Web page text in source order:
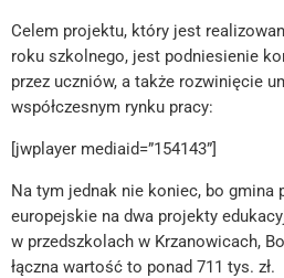
Celem projektu, który jest
roku szkolnego, jest podniesienie
przez uczniów, a także rozwinięcie
współczesnym rynku pracy:
[jwplayer mediaid=”154143”]
Na tym jednak nie koniec, bo gmina
europejskie na dwa projekty
w przedszkolach w Krzanowicach,
łączna wartość to ponad 711 tys. zł.